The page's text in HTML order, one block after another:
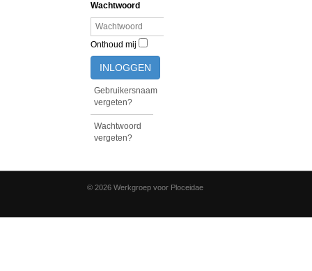
Wachtwoord
Onthoud mij
INLOGGEN
Gebruikersnaam
vergeten?
Wachtwoord
vergeten?
© 2026 Werkgroep voor Ploceidae